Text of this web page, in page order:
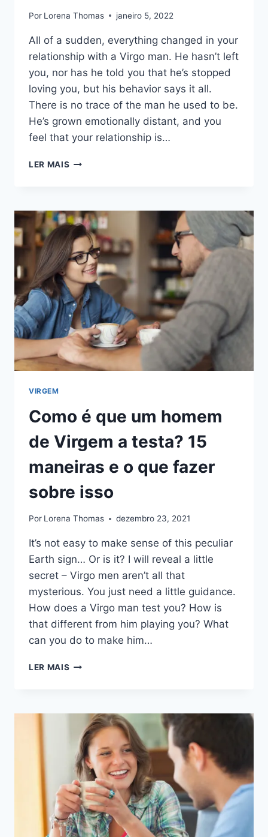
Por Lorena Thomas janeiro 5, 2022
All of a sudden, everything changed in your
relationship with a Virgo man. He hasn’t left
you, nor has he told you that he’s stopped
loving you, but his behavior says it all.
There is no trace of the man he used to be.
He’s grown emotionally distant, and you
feel that your relationship is…
LER MAIS COMO
HOMEM
DE
VIRGEM
A
ESTÁ
A
AFASTAR:
25
SINAIS
CLAROS
VIRGEM
Como é que um homem
de Virgem a testa? 15
maneiras e o que fazer
sobre isso
Por Lorena Thomas dezembro 23, 2021
It’s not easy to make sense of this peculiar
Earth sign… Or is it? I will reveal a little
secret – Virgo men aren’t all that
mysterious. You just need a little guidance.
How does a Virgo man test you? How is
that different from him playing you? What
can you do to make him…
LER MAIS COMO
HOMEM
VIRGEM
TESTA?
15
MANEIRAS
E
O
QUE